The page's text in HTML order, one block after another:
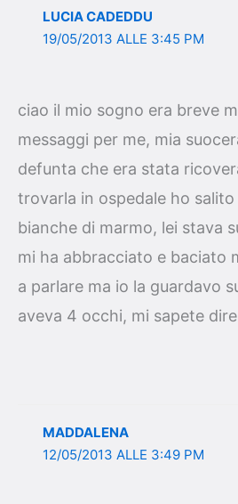
LUCIA CADEDDU
19/05/2013 ALLE 3:45 PM
ciao il mio sogno era breve
messaggi per me, mia
defunta che era stata
trovarla in ospedale ho
bianche di marmo, lei stava
mi ha abbracciato e baciato
a parlare ma io la guardavo
aveva 4 occhi, mi sapete
MADDALENA
12/05/2013 ALLE 3:49 PM